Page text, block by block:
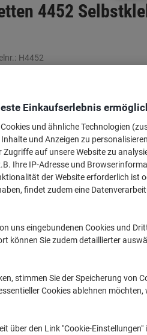
4452
H4452
Viking
4,23
€
Nur
€ 38,49 pro
Aktuell verfügbar
Menge
Einkaufserlebnis
und ähnliche Technologien
und Anzeigen zu
auf unsere Website zu
Ihre IP-Adresse und
der Website erforderlich ist
findet zudem eine
uns eingebundenen Cookies und
können Sie zudem detaillierter
stimmen Sie der Speicherung von
Cookies ablehnen möchten,
über den Link "Cookie-